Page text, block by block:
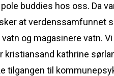
buddies hos oss. Da
at verdenssamfunnet
og magasinere vatn.
kathrine
tilgangen til